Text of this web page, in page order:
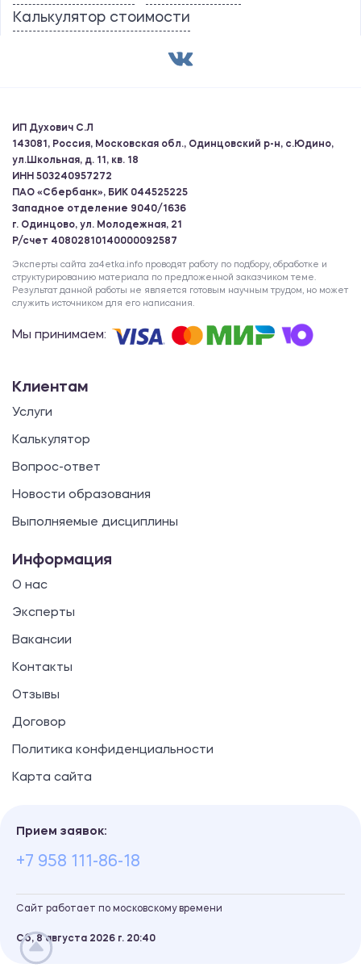
Калькулятор стоимости
ИП Духович С.Л
143081, Россия, Московская обл., Одинцовский р-н, с.Юдино,
ул.Школьная, д. 11, кв. 18
ИНН 503240957272
ПАО «Сбербанк», БИК 044525225
Западное отделение 9040/1636
г. Одинцово, ул. Молодежная, 21
Р/счет 40802810140000092587
Эксперты сайта za4etka.info проводят работу по подбору, обработке и
структурированию материала по предложенной заказчиком теме.
Результат данной работы не является готовым научным трудом, но может
служить источником для его написания.
Мы принимаем:
Клиентам
Услуги
Калькулятор
Вопрос-ответ
Новости образования
Выполняемые дисциплины
Информация
О нас
Эксперты
Вакансии
Контакты
Отзывы
Договор
Политика конфиденциальности
Карта сайта
Прием заявок:
+7 958 111-86-18
Сайт работает по московскому времени
Сб, 8 августа 2026 г. 20 40